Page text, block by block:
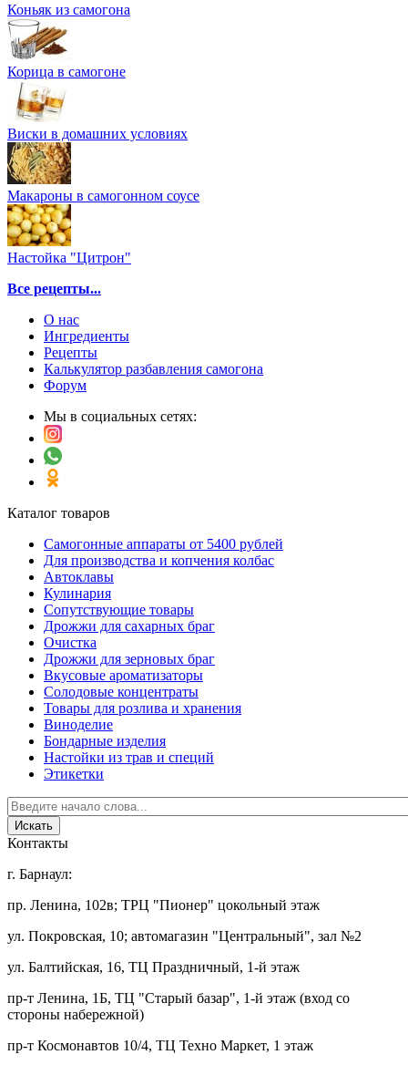
Коньяк из самогона
Корица в самогоне
Виски в домашних условиях
Макароны в самогонном соусе
Настойка "Цитрон"
Все рецепты...
О нас
Ингредиенты
Рецепты
Калькулятор разбавления самогона
Форум
Мы в социальных сетях:
Каталог товаров
Самогонные аппараты от 5400 рублей
Для производства и копчения колбас
Автоклавы
Кулинария
Сопутствующие товары
Дрожжи для сахарных браг
Очистка
Дрожжи для зерновых браг
Вкусовые ароматизаторы
Солодовые концентраты
Товары для розлива и хранения
Виноделие
Бондарные изделия
Настойки из трав и специй
Этикетки
Контакты
г. Барнаул:
пр. Ленина, 102в; ТРЦ "Пионер" цокольный этаж
ул. Покровская, 10; автомагазин "Центральный", зал №2
ул. Балтийская, 16, ТЦ Праздничный, 1-й этаж
пр-т Ленина, 1Б, ТЦ "Старый базар", 1-й этаж (вход со
стороны набережной)
пр-т Космонавтов 10/4, ТЦ Техно Маркет, 1 этаж